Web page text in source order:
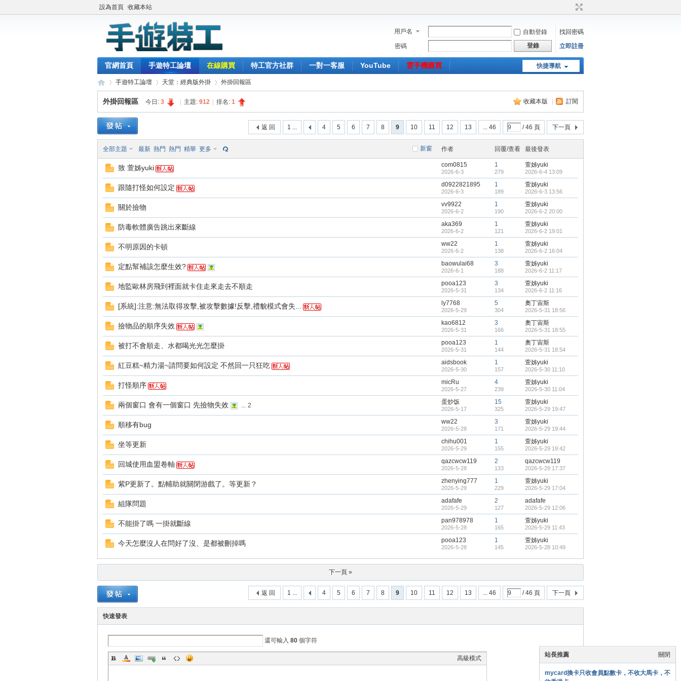
設為首頁 收藏本站
用戶名 自動登錄
找回密碼
密碼
登錄 立即註冊
快捷導航
官網首頁 手遊特工論壇 在線購買 特工官方社群 一對一客服 YouTube
雲手機購買
»
手遊特工論壇 天堂：經典版外掛 外掛回報區
收藏本版 訂閱
外掛回報區 今日: 3 主題: 912 排名: 1
1 ... 4 5 6 7 8 9 10 11 12 13 ... 46 / 46 頁 下一頁
返 回
新窗
全部主題 最新 熱門 熱門 精華 更多 作者 回覆/查看 最後發表
致 萱姊yuki com0815
2026-6-3
1
279
萱姊yuki
2026-6-4 13:09
跟隨打怪如何設定 d0922821895
2026-6-3
1
189
萱姊yuki
2026-6-3 13:56
關於撿物 vv9922
2026-6-2
1
190
萱姊yuki
2026-6-2 20:00
防毒軟體廣告跳出來斷線 aka369
2026-6-2
1
121
萱姊yuki
2026-6-2 19:01
不明原因的卡頓 ww22
2026-6-2
1
138
萱姊yuki
2026-6-2 16:04
定點幫補該怎麼生效? baowulai68
2026-6-1
3
188
萱姊yuki
2026-6-2 11:17
地監歐林房飛到裡面就卡住走來走去不順走 pooa123
2026-5-31
3
134
萱姊yuki
2026-6-2 11:16
[系統]:注意:無法取得攻擊,被攻擊數據!反擊,禮貌模式會失... ly7768
2026-5-29
5
304
奧丁宙斯
2026-5-31 18:56
撿物品的順序失效 kao6812
2026-5-31
3
166
奧丁宙斯
2026-5-31 18:55
被打不會順走、水都喝光光怎麼掛 pooa123
2026-5-31
1
144
奧丁宙斯
2026-5-31 18:54
紅豆糕~精力湯~請問要如何設定 不然回一只狂吃 aidsbook
2026-5-30
1
157
萱姊yuki
2026-5-30 11:10
打怪順序 micRu
2026-5-27
4
239
萱姊yuki
2026-5-30 11:04
兩個窗口 會有一個窗口 先撿物失效 ... 2 蛋炒饭
2026-5-17
15
325
萱姊yuki
2026-5-29 19:47
順移有bug ww22
2026-5-28
3
171
萱姊yuki
2026-5-29 19:44
坐等更新 chihu001
2026-5-29
1
155
萱姊yuki
2026-5-29 19:42
回城使用血盟卷軸 qazcwcw119
2026-5-28
2
133
qazcwcw119
2026-5-29 17:37
紫P更新了。點輔助就關閉游戲了。等更新？ zhenying777
2026-5-29
1
229
萱姊yuki
2026-5-29 17:04
組隊問題 adafafe
2026-5-29
2
127
adafafe
2026-5-29 12:06
不能掛了嗎 一掛就斷線 pan978978
2026-5-28
1
165
萱姊yuki
2026-5-29 11:43
今天怎麼沒人在問好了沒、是都被刪掉嗎 pooa123
2026-5-28
1
145
萱姊yuki
2026-5-28 10:49
下一頁 »
1 ... 4 5 6 7 8 9 10 11 12 13 ... 46 / 46 頁 下一頁
返 回
快速發表
還可輸入 80 個字符
高級模式 關閉
站長推薦
mycard換卡只收會員點數卡，不收大馬卡，不